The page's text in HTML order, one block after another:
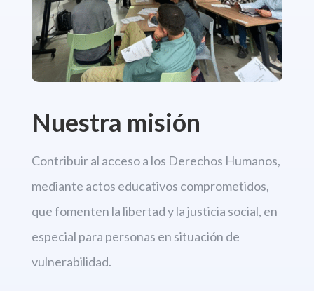
Nuestra misión
Contribuir al acceso a los Derechos Humanos,
mediante actos educativos comprometidos,
que fomenten la libertady la justicia social, en
especial para personas en situación de
vulnerabilidad.